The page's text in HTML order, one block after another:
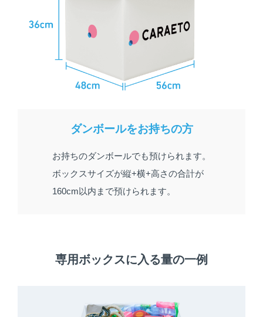
ヘルプ
お問い合わせ
ダンボールをお持ちの方
お持ちのダンボールでも預けられます。
ボックスサイズが縦+横+高さの合計が
160cm以内まで預けられます。
専用ボックスに入る量の一例